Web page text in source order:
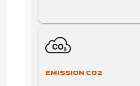
EMISSION CO2